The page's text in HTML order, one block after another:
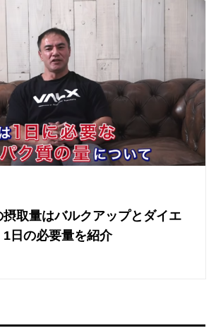
摂取量はバルクアップとダイエ
1日の必要量を紹介